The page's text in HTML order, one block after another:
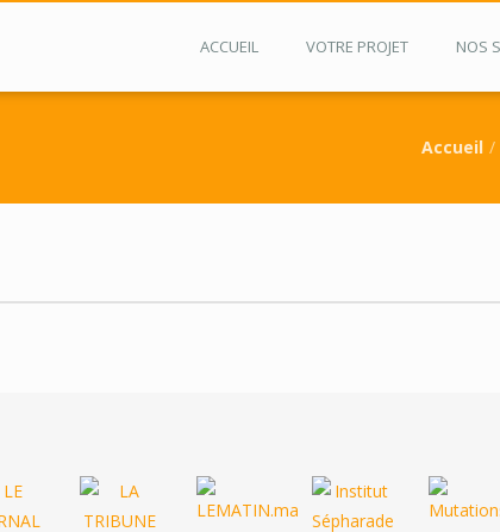
ACCUEIL VOTRE PROJET NOS
Accueil